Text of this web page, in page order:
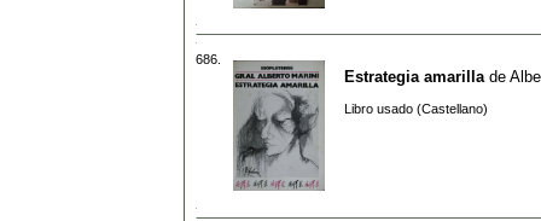
686.
Estrategia amarilla de
Libro usado (Castellano)